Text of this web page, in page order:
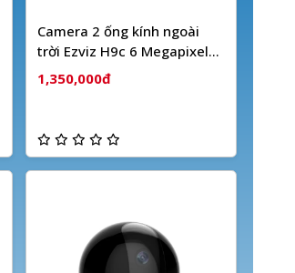
Camera 2 ống kính ngoài
trời Ezviz H9c 6 Megapixel
(Dual camera)
1,350,000đ